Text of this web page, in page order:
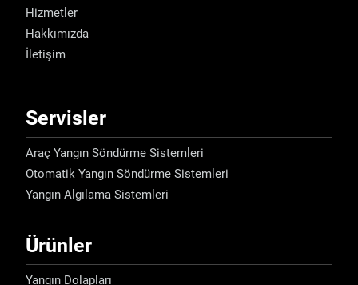
Hizmetler
Hakkımızda
İletişim
Servisler
Araç Yangın Söndürme Sistemleri
Otomatik Yangın Söndürme Sistemleri
Yangın Algılama Sistemleri
Ürünler
Yangın Dolapları